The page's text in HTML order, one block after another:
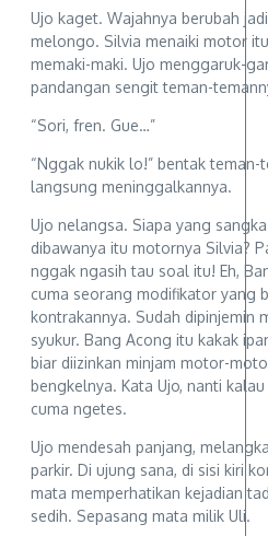
Ujo kaget. Wajahnya berubah
melongo. Silvia menaiki motor
memaki-maki. Ujo menggaruk-
pandangan sengit teman-
“Sori, fren. Gue…”
“Nggak nukik lo!” bentak
langsung meninggalkannya.
Ujo nelangsa. Siapa yang
dibawanya itu motornya Silvia?
nggak ngasih tau soal itu! Eh,
cuma seorang modifikator yang
kontrakannya. Sudah dipinjemin
syukur. Bang Acong itu kakak
biar diizinkan minjam motor-
bengkelnya. Kata Ujo, nanti
cuma ngetes.
Ujo mendesah panjang,
parkir. Di ujung sana, di sisi kiri
mata memperhatikan kejadian
sedih. Sepasang mata milik Uli.